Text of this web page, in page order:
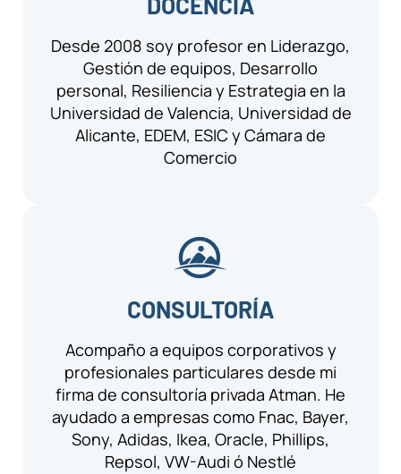
Desde 2008 soy profesor en Liderazgo,
Gestión de equipos, Desarrollo
personal, Resiliencia y Estrategia en la
Universidad de Valencia, Universidad de
Alicante, EDEM, ESIC y Cámara de
Comercio
CONSULTORÍA
Acompaño a equipos corporativos y
profesionales particulares desde mi
firma de consultoría privada Atman. He
ayudado a empresas como Fnac, Bayer,
Sony, Adidas, Ikea, Oracle, Phillips,
Repsol, VW-Audi ó Nestlé